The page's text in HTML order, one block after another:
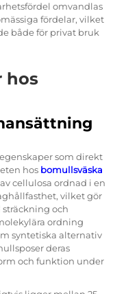
omvandlas
fördelar, vilket
både för privat bruk
hos
som direkt
hos bomullsväska
cellulosa ordnad i en
vilket gör
och
ordning
syntetiska alternativ
deras
och funktion under